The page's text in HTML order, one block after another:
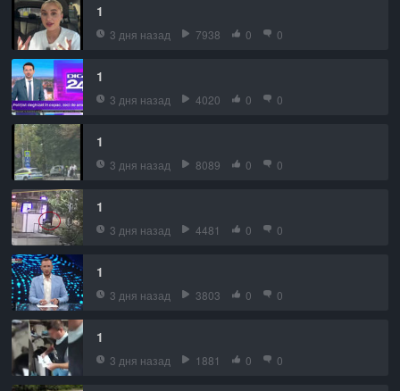
1
3 дня назад 7938 0 0
1
3 дня назад 4020 0 0
1
3 дня назад 8089 0 0
1
3 дня назад 4481 0 0
1
3 дня назад 3803 0 0
1
3 дня назад 1881 0 0